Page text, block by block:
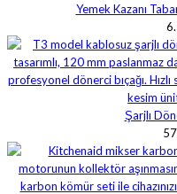
Yemek Kazanı
Şarjlı